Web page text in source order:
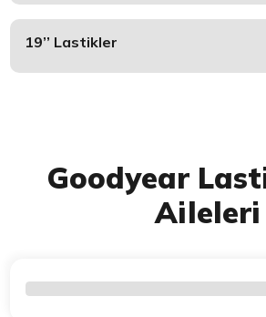
19’’ Lastikler
Goodyear
Aileleri